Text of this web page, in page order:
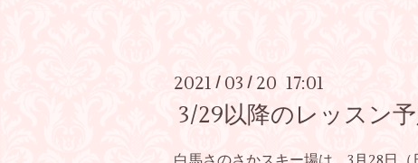
2021 / 03 / 20 17:01
3/29以降のレッスン